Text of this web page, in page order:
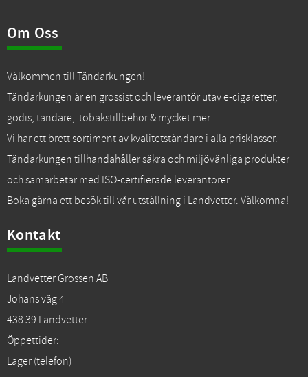
Om Oss
Välkommen till Tändarkungen!
Tändarkungen är en grossist och leverantör utav e-cigaretter,
godis, tändare, tobakstillbehör & mycket mer.
Vi har ett brett sortiment av kvalitetständare i alla prisklasser.
Tändarkungen tillhandahåller säkra och miljövänliga produkter
och samarbetar med ISO-certifierade leverantörer.
Boka gärna ett besök till vår utställning i Landvetter. Välkomna!
Kontakt
Landvetter Grossen AB
Johans väg 4
438 39 Landvetter
Öppettider:
Lager (telefon)